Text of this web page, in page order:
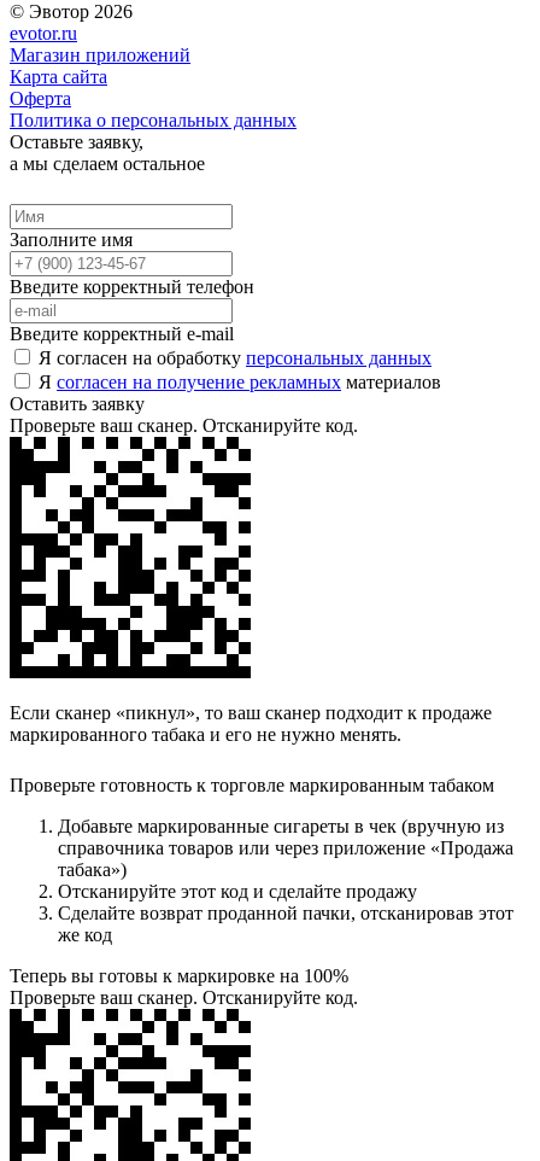
© Эвотор 2026
evotor.ru
Магазин приложений
Карта сайта
Оферта
Политика о персональных данных
Оставьте заявку,
а мы сделаем остальное
Заполните имя
Введите корректный телефон
Введите корректный e-mail
Я согласен на обработку персональных данных
Я согласен на получение рекламных материалов
Оставить заявку
Проверьте ваш сканер. Отсканируйте код.
Если сканер «пикнул», то ваш сканер подходит к продаже
маркированного табака и его не нужно менять.
Проверьте готовность к торговле маркированным табаком
Добавьте маркированные сигареты в чек (вручную из
справочника товаров или через приложение «Продажа
табака»)
Отсканируйте этот код и сделайте продажу
Сделайте возврат проданной пачки, отсканировав этот
же код
Теперь вы готовы к маркировке на 100%
Проверьте ваш сканер. Отсканируйте код.